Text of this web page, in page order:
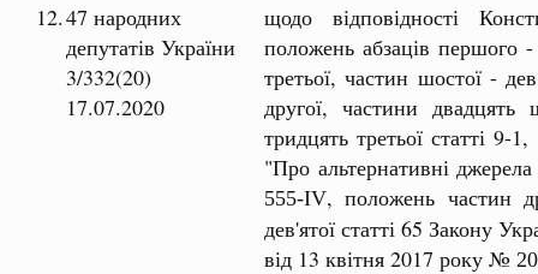
12.47 народних
депутатів України
3/332(20)
17.07.2020
щодо відповідності
положень абзаців першого
третьої, частин шостої -
другої, частини
тридцять третьої статті 9-
"Про альтернативні
555-IV, положень частин
дев'ятої статті 65 Закону
від 13 квітня 2017 року №